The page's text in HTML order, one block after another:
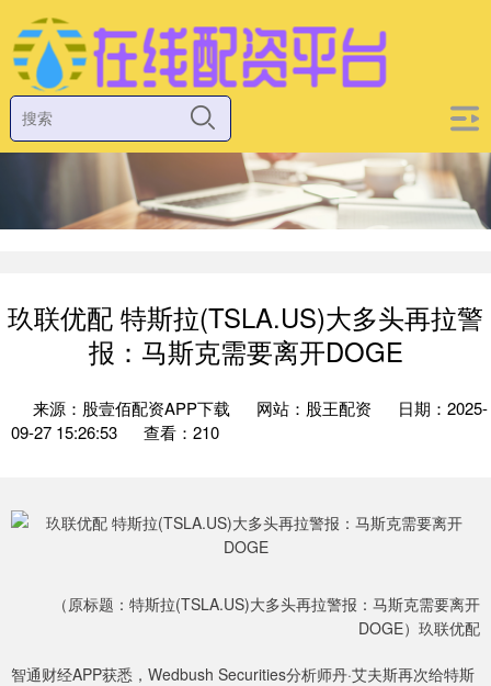
玖联优配 特斯拉(TSLA.US)大多头再拉警
报：马斯克需要离开DOGE
来源：股壹佰配资APP下载 网站：股王配资
日期：2025-
09-27 15:26:53
查看：210
（原标题：特斯拉(TSLA.US)大多头再拉警报：马斯克需要离开
DOGE）玖联优配
智通财经APP获悉，Wedbush Securities分析师丹·艾夫斯再次给特斯